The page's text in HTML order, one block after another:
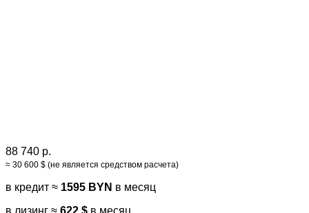
88 740 р.
≈ 30 600 $ (не является средством расчета)
в кредит ≈ 1595 BYN в месяц
в лизинг ≈ 622 $ в месяц